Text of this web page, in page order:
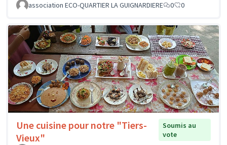
association ECO-QUARTIER LA GUIGNARDIERE 0 0
Une cuisine pour notre "Tiers-
Vieux"
Soumis au
vote